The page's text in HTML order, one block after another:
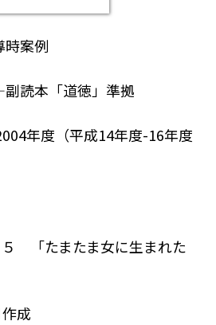
時案例
読本「道徳」準拠
年度（平成14年度-16年度
「たまたま女に生まれた
成